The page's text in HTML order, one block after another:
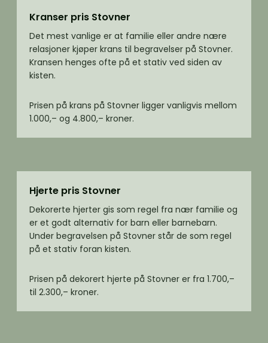
Kranser pris Stovner
Det mest vanlige er at familie eller andre nære
relasjoner kjøper krans til begravelser på Stovner.
Kransen henges ofte på et stativ ved siden av
kisten.
Prisen på krans på Stovner ligger vanligvis mellom
1.000,– og 4.800,– kroner.
Hjerte pris Stovner
Dekorerte hjerter gis som regel fra nær familie og
er et godt alternativ for barn eller barnebarn.
Under begravelsen på Stovner står de som regel
på et stativ foran kisten.
Prisen på dekorert hjerte på Stovner er fra 1.700,–
til 2.300,– kroner.